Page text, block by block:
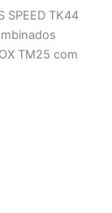
SPEED TK44
TM25 com